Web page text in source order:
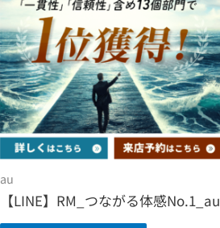
au
【LINE】RM_つながる体感No.1_au